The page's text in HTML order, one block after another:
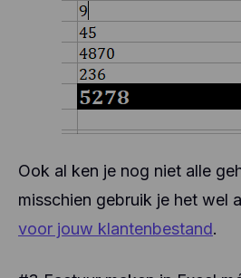
Ook al ken je nog niet alle
misschien gebruik je het wel
voor jouw klantenbestand.